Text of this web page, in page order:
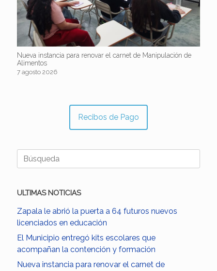
Nueva instancia para renovar el carnet de Manipulación de
Alimentos
7 agosto 2026
Recibos de Pago
Buscar:
ULTIMAS NOTICIAS
Zapala le abrió la puerta a 64 futuros nuevos
licenciados en educación
El Municipio entregó kits escolares que
acompañan la contención y formación
Nueva instancia para renovar el carnet de